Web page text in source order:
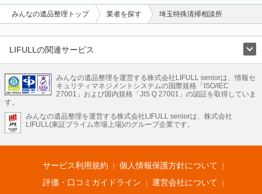
みんなの遺品整理トップ 業者を探す 埼玉特殊清掃相談所
LIFULLの関連サービス
不動産・住宅
引越し 老人ホーム 地方創生 ママの就労支援
不動産クラウドファンディング 遺品整理 老後の暮らし情報
LIFULL HOME'Sのサービス
不動産・住宅
不動産査定 マンション専門売却査定 不動産投資 アドバイザー
不動産アーカイブ
空き家バンク 家賃相場 不動産会社
まちむすび
不動産用語集 住まいのお役立ち情報
LIFULL HOME'S PRESS
アプリ 不動産データ 不動産転職
みんなの遺品整理を運営する株式会社LIFULL seniorは、情報セ
キュリティマネジメントシステムの国際規格「ISO/IEC
27001」および国内規格「JIS Q 27001」の認証を取得していま
す。
みんなの遺品整理を運営する株式会社LIFULL seniorは、株式会社
LIFULL(東証プライム市場上場)のグループ企業です。
サービス利用規約
個人情報保護方針について
評価・口コミガイドライン
運営会社について